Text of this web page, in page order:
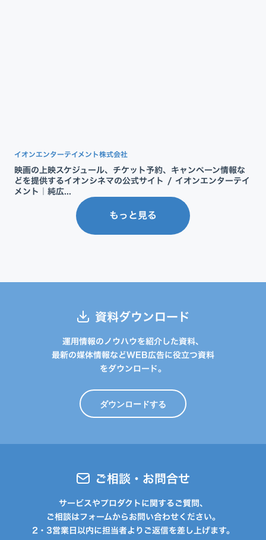
イオンエンターテイメント株式会社
映画の上映スケジュール、チケット予約、キャンペーン情報な
どを提供するイオンシネマの公式サイト / イオンエンターテイ
メント｜純広...
もっと見る
資料ダウンロード
運用情報のノウハウを紹介した資料、
最新の媒体情報などWEB広告に役立つ資料
をダウンロード。
ダウンロードする
ご相談・お問合せ
サービスやプロダクトに関するご質問、
ご相談はフォームからお問い合わせください。
2・3営業日以内に担当者よりご返信を差し上げます。